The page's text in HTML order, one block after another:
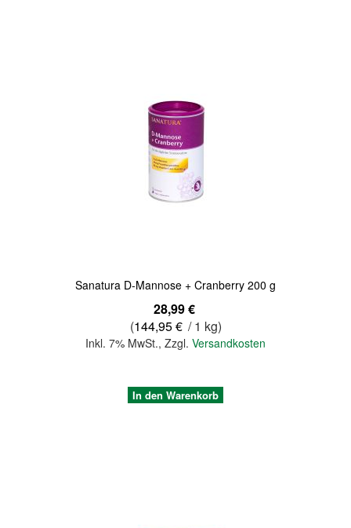
Sanatura D-Mannose + Cranberry 200 g
28,99 €
(144,95 € / 1 kg)
Inkl. 7% MwSt., Zzgl. Versandkosten
In den Warenkorb